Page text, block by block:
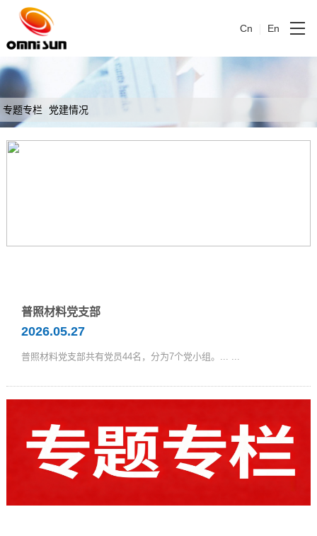
Cn En
专题专栏 党建情况
普照材料党支部
2026.05.27
普照材料党支部共有党员44名，分为7个党小组。... ...